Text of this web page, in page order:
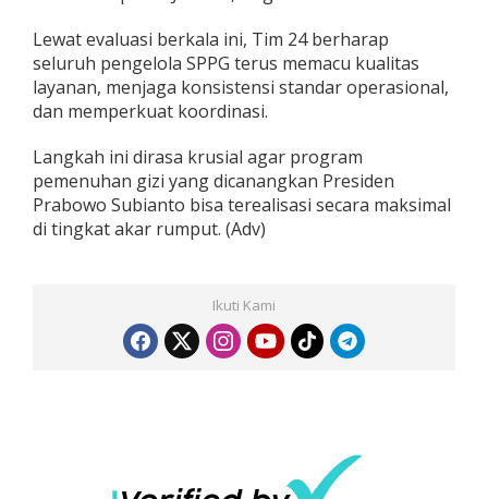
Lewat evaluasi berkala ini, Tim 24 berharap
seluruh pengelola SPPG terus memacu kualitas
layanan, menjaga konsistensi standar operasional,
dan memperkuat koordinasi.
Langkah ini dirasa krusial agar program
pemenuhan gizi yang dicanangkan Presiden
Prabowo Subianto bisa terealisasi secara maksimal
di tingkat akar rumput. (Adv)
Ikuti Kami